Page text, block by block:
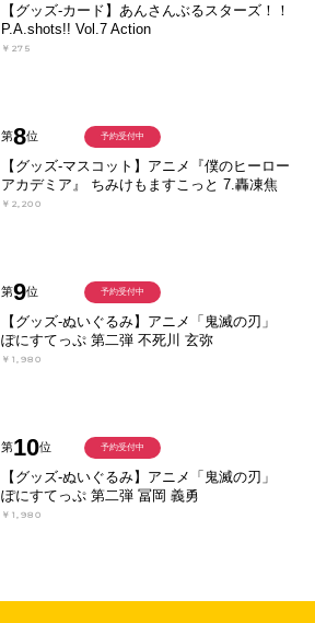
【グッズ-カード】あんさんぶるスターズ！！
P.A.shots!! Vol.7 Action
￥275
第8位
【グッズ-マスコット】アニメ『僕のヒーロー
アカデミア』 ちみけもますこっと 7.轟凍焦
￥2,200
予約受付中
第9位
【グッズ-ぬいぐるみ】アニメ「鬼滅の刃」
ぽにすてっぷ 第二弾 不死川 玄弥
￥1,980
予約受付中
第10位
【グッズ-ぬいぐるみ】アニメ「鬼滅の刃」
ぽにすてっぷ 第二弾 冨岡 義勇
￥1,980
予約受付中